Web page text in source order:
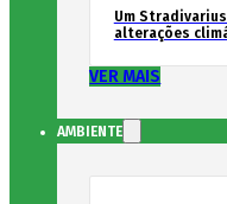
Um
alterações
VER MAIS
AMBIENTE